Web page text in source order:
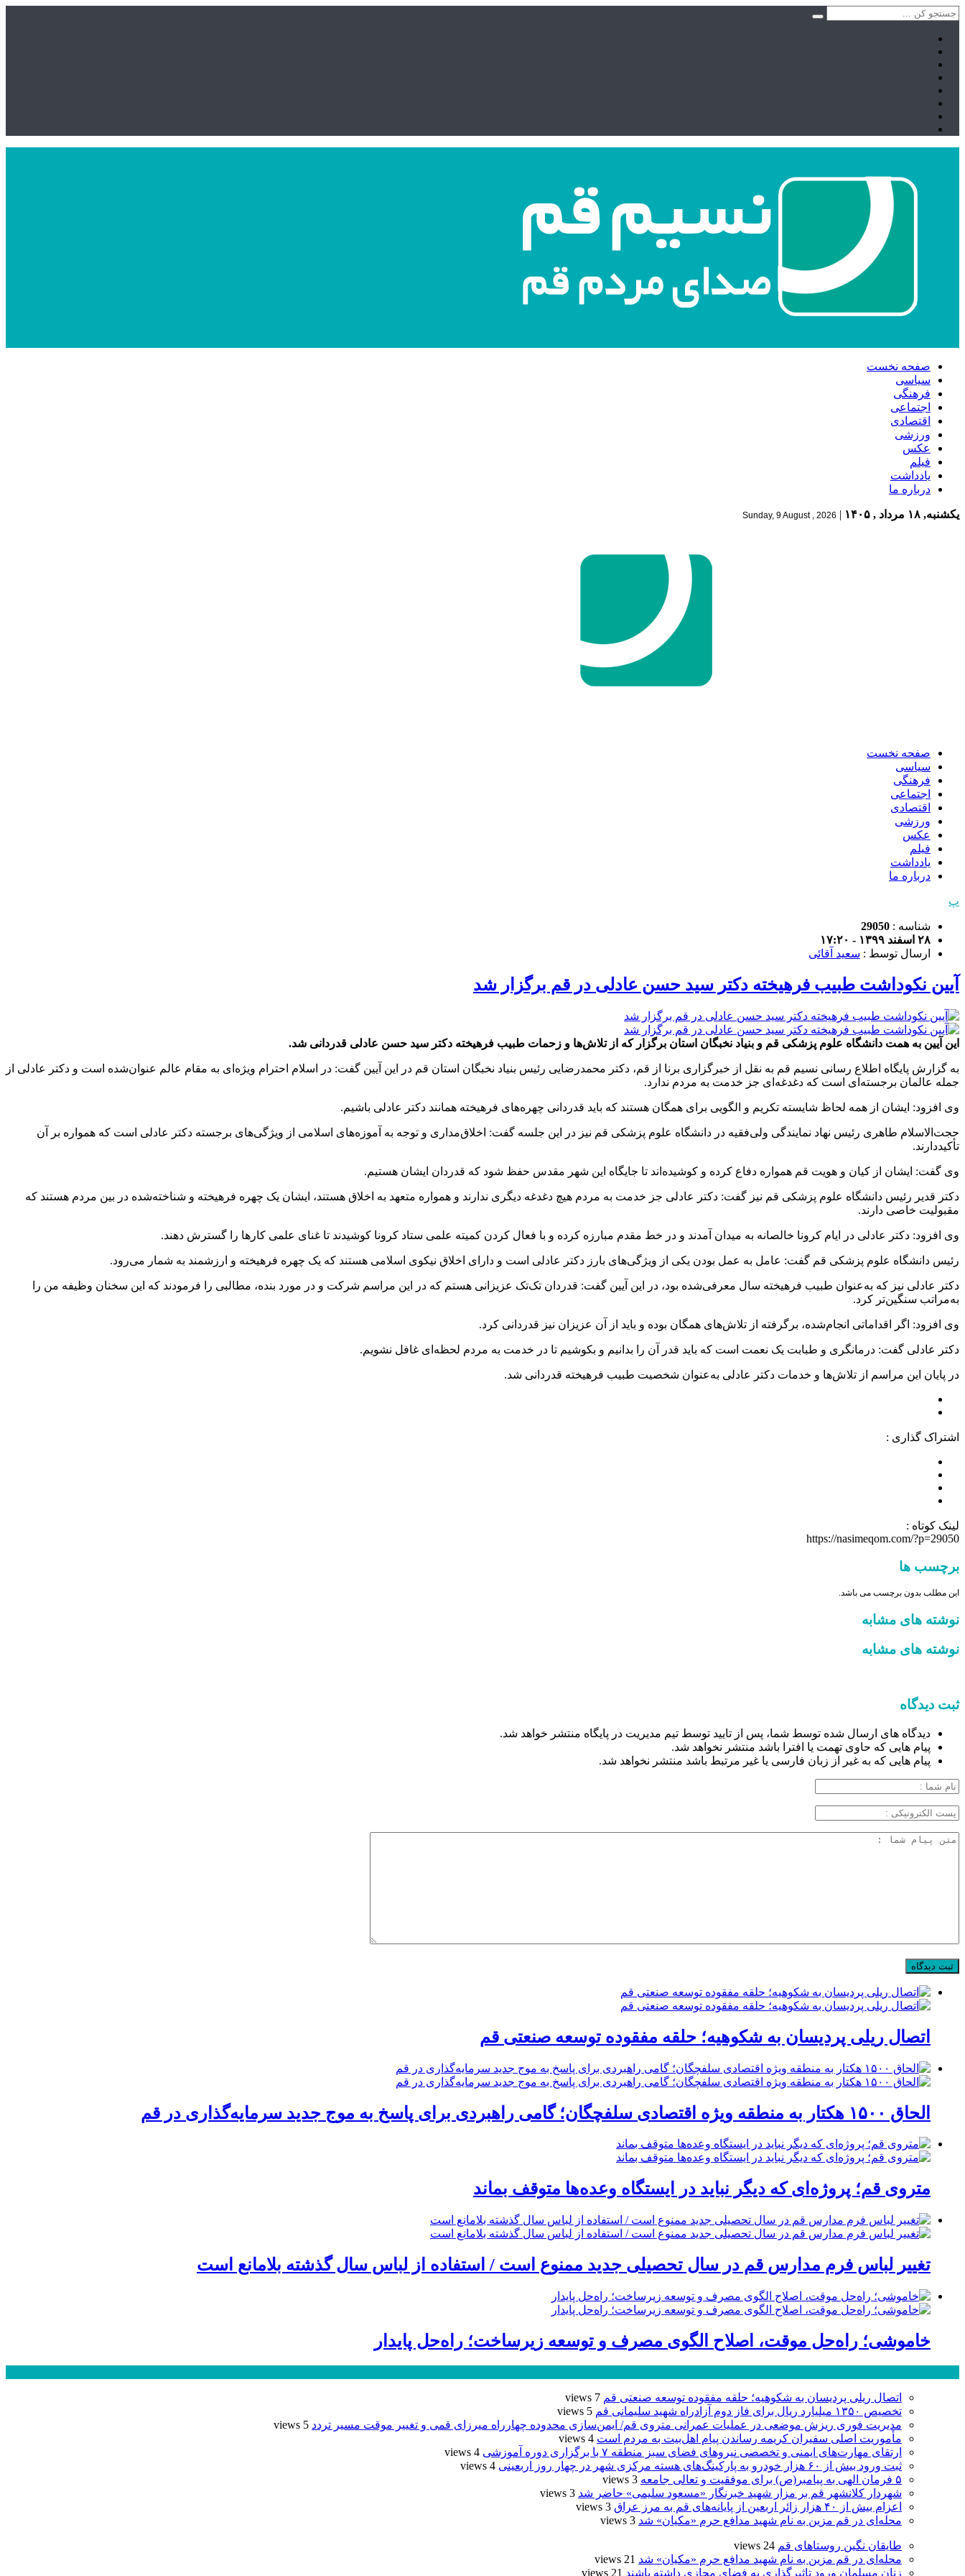
صفحه نخست
سیاسی
فرهنگی
اجتماعی
اقتصادی
ورزشی
عکس
فیلم
یادداشت
درباره ما
یکشنبه, ۱۸ مرداد , ۱۴۰۵ |
Sunday, 9 August , 2026
صفحه نخست
سیاسی
فرهنگی
اجتماعی
اقتصادی
ورزشی
عکس
فیلم
یادداشت
درباره ما
پ
شناسه : 29050
۲۸ اسفند ۱۳۹۹ - ۱۷:۲۰
ارسال توسط : سعید آقائی
آیین نکوداشت طبیب فرهیخته دکتر سید حسن عادلی در قم برگزار شد
این آیین به همت دانشگاه علوم پزشکی قم و بنیاد نخبگان استان برگزار که از تلاش‌ها و زحمات طبیب فرهیخته دکتر سید حسن عادلی قدردانی شد.
به گزارش پایگاه اطلاع رسانی نسیم قم به نقل از خبرگزاری برنا از قم، دکتر محمدرضایی رئیس بنیاد نخبگان استان قم در این آیین گفت: در اسلام احترام ویژه‌ای به مقام عالم عنوان‌شده است و دکتر عادلی از
جمله عالمان برجسته‌ای است که دغدغه‌ای جز خدمت به مردم ندارد.
وی افزود: ایشان از همه لحاظ شایسته تکریم و الگویی برای همگان هستند که باید قدردانی چهره‌های فرهیخته همانند دکتر عادلی باشیم.
حجت‌الاسلام طاهری رئیس نهاد نمایندگی ولی‌فقیه در دانشگاه علوم پزشکی قم نیز در این جلسه گفت: اخلاق‌مداری و توجه به آموزه‌های اسلامی از ویژگی‌های برجسته دکتر عادلی است که همواره بر آن
تأکیددارند.
وی گفت: ایشان از کیان و هویت قم همواره دفاع کرده و کوشیده‌اند تا جایگاه این شهر مقدس حفظ شود که قدردان ایشان هستیم.
دکتر قدیر رئیس دانشگاه علوم پزشکی قم نیز گفت: دکتر عادلی جز خدمت به مردم هیچ دغدغه دیگری ندارند و همواره متعهد به اخلاق هستند، ایشان یک چهره فرهیخته و شناخته‌شده در بین مردم هستند که
مقبولیت خاصی دارند.
وی افزود: دکتر عادلی در ایام کرونا خالصانه به میدان آمدند و در خط مقدم مبارزه کرده و با فعال کردن کمیته علمی ستاد کرونا کوشیدند تا غنای علمی کارها را گسترش دهند.
رئیس دانشگاه علوم پزشکی قم گفت: عامل به عمل بودن یکی از ویژگی‌های بارز دکتر عادلی است و دارای اخلاق نیکوی اسلامی هستند که یک چهره فرهیخته و ارزشمند به شمار می‌رود.
دکتر عادلی نیز که به‌عنوان طبیب فرهیخته سال معرفی‌شده بود، در این آیین گفت: قدردان تک‌تک عزیزانی هستم که در این مراسم شرکت و در مورد بنده، مطالبی را فرمودند که این سخنان وظیفه من را
به‌مراتب سنگین‌تر کرد.
وی افزود: اگر اقداماتی انجام‌شده، برگرفته از تلاش‌های همگان بوده و باید از آن عزیزان نیز قدردانی کرد.
دکتر عادلی گفت: درمانگری و طبابت یک نعمت است که باید قدر آن را بدانیم و بکوشیم تا در خدمت به مردم لحظه‌ای غافل نشویم.
در پایان این مراسم از تلاش‌ها و خدمات دکتر عادلی به‌عنوان شخصیت طبیب فرهیخته قدردانی شد.
اشتراک گذاری :
لینک کوتاه :
https://nasimeqom.com/?p=29050
برچسب ها
این مطلب بدون برچسب می باشد.
نوشته های مشابه
نوشته های مشابه
ثبت دیدگاه
دیدگاه های ارسال شده توسط شما، پس از تایید توسط تیم مدیریت در پایگاه منتشر خواهد شد.
پیام هایی که حاوی تهمت یا افترا باشد منتشر نخواهد شد.
پیام هایی که به غیر از زبان فارسی یا غیر مرتبط باشد منتشر نخواهد شد.
اتصال ریلی پردیسان به شکوهیه؛ حلقه مفقوده توسعه صنعتی قم
الحاق ۱۵۰۰ هکتار به منطقه ویژه اقتصادی سلفچگان؛ گامی راهبردی برای پاسخ به موج جدید سرمایه‌گذاری در قم
متروی قم؛ پروژه‌ای که دیگر نباید در ایستگاه وعده‌ها متوقف بماند
تغییر لباس فرم مدارس قم در سال تحصیلی جدید ممنوع است / استفاده از لباس سال گذشته بلامانع است
خاموشی؛ راه‌حل موقت، اصلاح الگوی مصرف و توسعه زیرساخت؛ راه‌حل پایدار
اتصال ریلی پردیسان به شکوهیه؛ حلقه مفقوده توسعه صنعتی قم 7 views
تخصیص ۱۳۵۰ میلیارد ریال برای فاز دوم آزادراه شهید سلیمانی قم
5 views
مدیریت فوری ریزش موضعی در عملیات عمرانی متروی قم/ ایمن‌سازی محدوده چهارراه میرزای قمی و تغییر موقت مسیر تردد 5 views
مأموریت اصلی سفیران کریمه رساندن پیام اهل‌بیت به مردم است 4 views
ارتقای مهارت‌های ایمنی و تخصصی نیروهای فضای سبز منطقه ۷ با برگزاری دوره آموزشی
4 views
ثبت ورود بیش از ۶۰ هزار خودرو به پارکینگ‌های هسته مرکزی شهر در چهار روز اربعینی
4 views
۵ فرمان الهی به پیامبر(ص) برای موفقیت و تعالی جامعه
3 views
شهردار کلانشهر قم بر مزار شهید خبرنگار «مسعود سلیمی» حاضر شد 3 views
اعزام بیش از ۴۰ هزار زائر اربعین از پایانه‌های قم به مرز عراق
3 views
محله‌ای در قم مزین به نام شهید مدافع حرم «مکیان» شد 3 views
طایقان نگین روستاهای قم 24 views
محله‌ای در قم مزین به نام شهید مدافع حرم «مکیان» شد 21 views
زنان مسلمان ورود تاثیرگذاری به فضای مجازی داشته باشند 21 views